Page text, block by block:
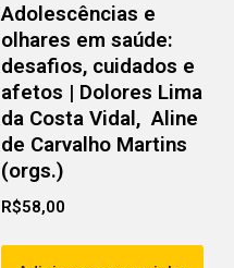
Adolescências e
olhares em saúde:
desafios, cuidados e
afetos | Dolores Lima
da Costa Vidal, Aline
de Carvalho Martins
(orgs.)
R$58,00